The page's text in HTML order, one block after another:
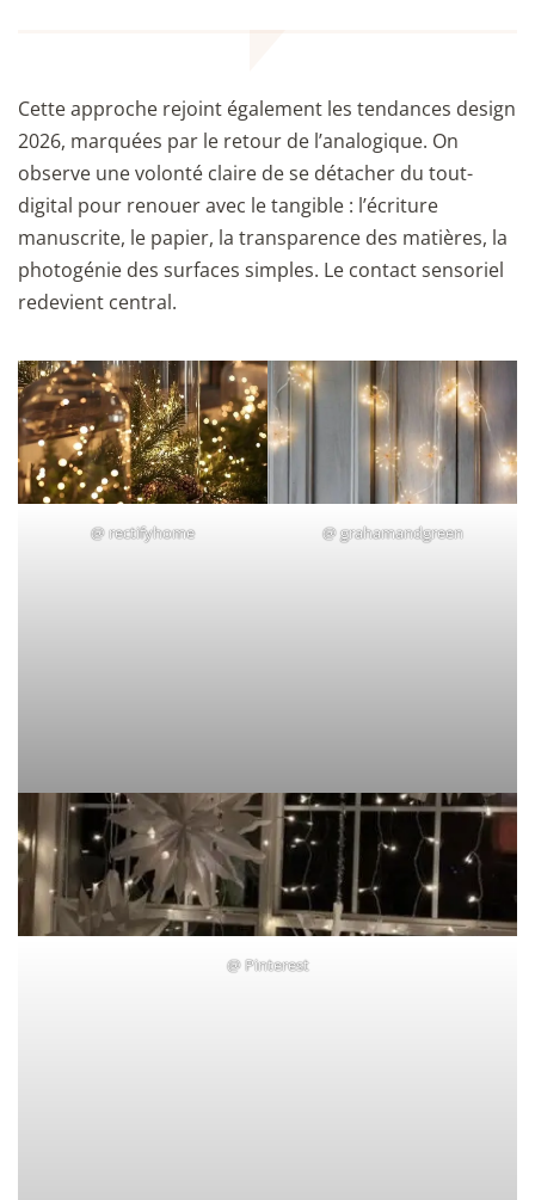
Cette approche rejoint également les tendances design
2026, marquées par le retour de l’analogique. On
observe une volonté claire de se détacher du tout-
digital pour renouer avec le tangible : l’écriture
manuscrite, le papier, la transparence des matières, la
photogénie des surfaces simples. Le contact sensoriel
redevient central.
@rectifyhome @grahamandgreen
@Pinterest